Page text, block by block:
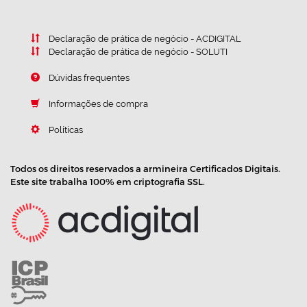
Declaração de prática de negócio - ACDIGITAL
Declaração de prática de negócio - SOLUTI
Dúvidas frequentes
Informações de compra
Políticas
Todos os direitos reservados a armineira Certificados Digitais.
Este site trabalha 100% em criptografia SSL.